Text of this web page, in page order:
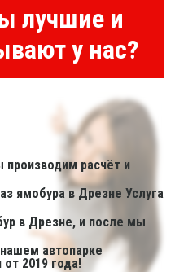
лучшие и
у нас?
расчёт и
ямобура в Дрезне Услуга
в Дрезне, и после мы
автопарке
от 2019 года!